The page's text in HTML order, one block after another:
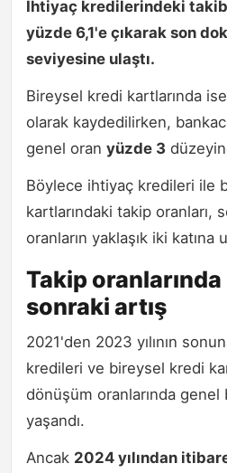
İhtiyaç kredilerindeki
yüzde 6,1'e çıkarak son
seviyesine ulaştı.
Bireysel kredi kartlarında
olarak kaydedilirken,
genel oran yüzde 3
Böylece ihtiyaç kredileri ile
kartlarındaki takip oranları,
oranların yaklaşık iki katına
Takip
sonraki artış
2021'den 2023 yılının
kredileri ve bireysel kredi
dönüşüm oranlarında
yaşandı.
Ancak 2024 yılından